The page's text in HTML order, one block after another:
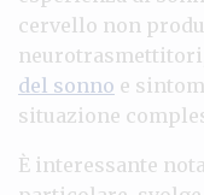
cervello non
del sonno e
situazione
È interessante